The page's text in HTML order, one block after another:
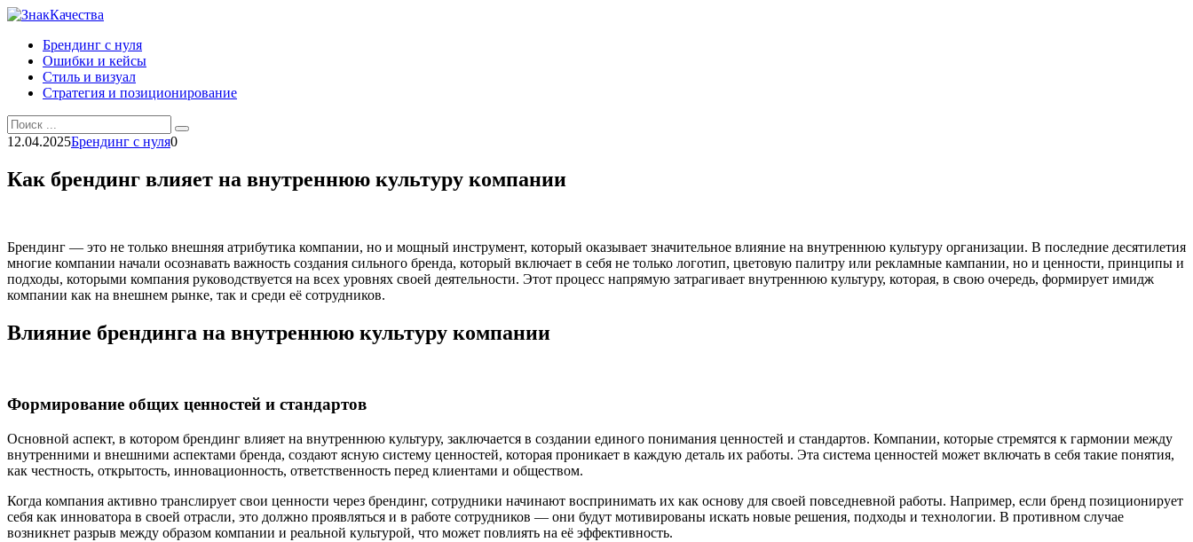
Перейти
контентуБрендинг с нуля
Ошибки и кейсы
Стиль и визуал
Стратегия и позиционирование
Search
for:
12.04.2025Брендинг с нуля0
Как брендинг влияет на внутреннюю культуру компании
Брендинг — это не только внешняя атрибутика компании, но и мощный инструмент, который оказывает значительное влияние на внутреннюю культуру организации. В последние десятилетия
многие компании начали осознавать важность создания сильного бренда, который включает в себя не только логотип, цветовую палитру или рекламные кампании, но и ценности, принципы и
подходы, которыми компания руководствуется на всех уровнях своей деятельности. Этот процесс напрямую затрагивает внутреннюю культуру, которая, в свою очередь, формирует имидж
компании как на внешнем рынке, так и среди её сотрудников.
Влияние брендинга на внутреннюю культуру компании
Формирование общих ценностей и стандартов
Основной аспект, в котором брендинг влияет на внутреннюю культуру, заключается в создании единого понимания ценностей и стандартов. Компании, которые стремятся к гармонии между
внутренними и внешними аспектами бренда, создают ясную систему ценностей, которая проникает в каждую деталь их работы. Эта система ценностей может включать в себя такие понятия,
как честность, открытость, инновационность, ответственность перед клиентами и обществом.
Когда компания активно транслирует свои ценности через брендинг, сотрудники начинают воспринимать их как основу для своей повседневной работы. Например, если бренд позиционирует
себя как инноватора в своей отрасли, это должно проявляться и в работе сотрудников — они будут мотивированы искать новые решения, подходы и технологии. В противном случае
возникнет разрыв между образом компании и реальной культурой, что может повлиять на её эффективность.